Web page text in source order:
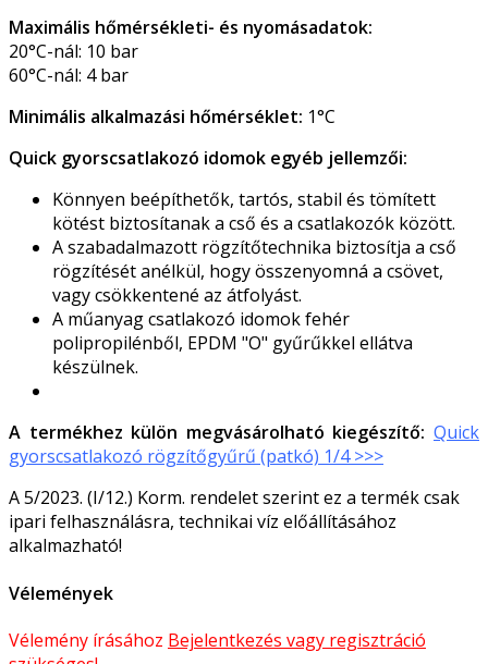
Maximális hőmérsékleti- és nyomásadatok:
20°C-nál: 10 bar
60°C-nál: 4 bar
Minimális alkalmazási hőmérséklet: 1°C
Quick gyorscsatlakozó idomok egyéb jellemzői:
Könnyen beépíthetők, tartós, stabil és tömített
kötést biztosítanak a cső és a csatlakozók között.
A szabadalmazott rögzítőtechnika biztosítja a cső
rögzítését anélkül, hogy összenyomná a csövet,
vagy csökkentené az átfolyást.
A műanyag csatlakozó idomok fehér
polipropilénből, EPDM "O" gyűrűkkel ellátva
készülnek.
A termékhez külön megvásárolható kiegészítő: Quick
gyorscsatlakozó rögzítőgyűrű (patkó) 1/4 >>>
A 5/2023. (I/12.) Korm. rendelet szerint ez a termék csak
ipari felhasználásra, technikai víz előállításához
alkalmazható!
Vélemények
Vélemény írásához Bejelentkezés vagy regisztráció